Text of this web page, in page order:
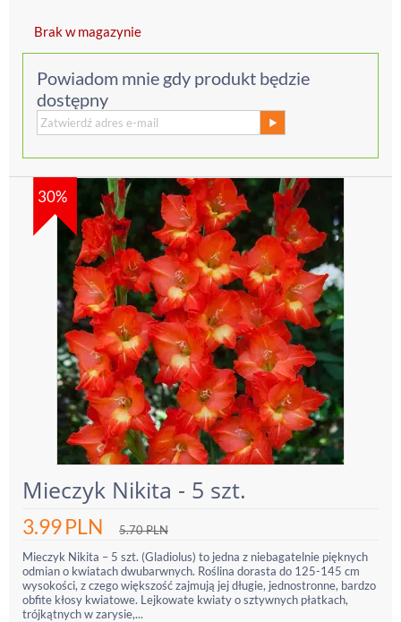
Brak w magazynie
Powiadom mnie gdy produkt będzie
dostępny
30%
Mieczyk Nikita - 5 szt.
3.99PLN 5.70PLN
Mieczyk Nikita – 5 szt. (Gladiolus) to jedna z niebagatelnie pięknych
odmian o kwiatach dwubarwnych. Roślina dorasta do 125-145 cm
wysokości, z czego większość zajmują jej długie, jednostronne, bardzo
obfite kłosy kwiatowe. Lejkowate kwiaty o sztywnych płatkach,
trójkątnych w zarysie,...